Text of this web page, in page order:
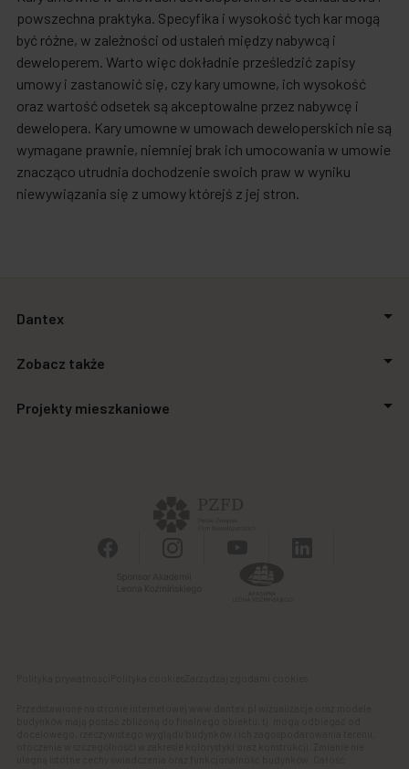
powszechna praktyka. Specyfika i wysokość tych kar mogą
być różne, w zależności od ustaleń między nabywcą i
deweloperem. Warto więc dokładnie prześledzić zapisy
umowy i zastanowić się, czy kary umowne, ich wysokość
oraz wartość odsetek są akceptowalne przez nabywcę i
dewelopera. Kary umowne w umowach deweloperskich nie są
wymagane prawnie, niemniej brak ich umocowania w umowie
znacząco utrudnia dochodzenie swoich praw w wyniku
niewywiązania się z umowy którejś z jej stron.
Dantex
Relacje inwestorskie
Biuro prasowe
Zobacz także
Zakupimy grunty
Projekty mieszkaniowe